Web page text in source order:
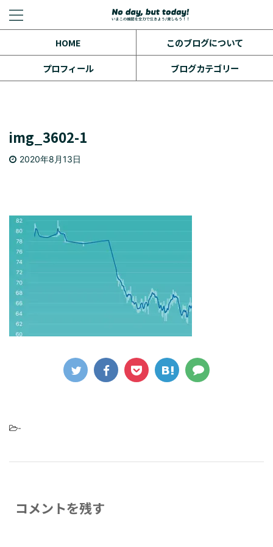
HOME
このブログについて
プロフィール
ブログカテゴリー
img_3602-1
2020年8月13日
-
コメントを残す